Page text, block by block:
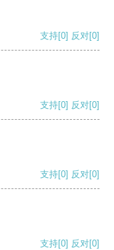
支持[0] 反对[0]
支持[0] 反对[0]
支持[0] 反对[0]
支持[0] 反对[0]